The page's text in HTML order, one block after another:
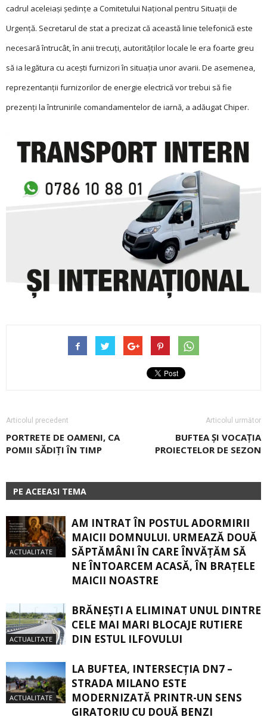
cadrul aceleiași şedinţe a Comitetului Naţional pentru Situaţii de
Urgenţă. Secretarul de stat a precizat că această linie telefonică este
necesară întrucât, în anii trecuţi, autorităţilor locale le era foarte greu
să ia legătura cu aceşti furnizori în situaţia unor avarii. De asemenea,
reprezentanţii furnizorilor de energie electrică vor trebui să fie
prezenţi la întrunirile comandamentelor de iarnă, a adăugat Chiper.
Articolul precedent
PORTRETE DE OAMENI, CA
POMII SĂDIŢI ÎN TIMP
Articolul următor
BUFTEA ȘI VOCAŢIA
PROIECTELOR DE SEZON
PE ACEEASI TEMA
ACTUALITATE
AM INTRAT ÎN POSTUL ADORMIRII
MAICII DOMNULUI. URMEAZĂ DOUĂ
SĂPTĂMÂNI ÎN CARE ÎNVĂŢĂM SĂ
NE ÎNTOARCEM ACASĂ, ÎN BRAŢELE
MAICII NOASTRE
ACTUALITATE
BRĂNEȘTI A ELIMINAT UNUL DINTRE
CELE MAI MARI BLOCAJE RUTIERE
DIN ESTUL ILFOVULUI
ACTUALITATE
LA BUFTEA, INTERSECŢIA DN7 –
STRADA MILANO ESTE
MODERNIZATĂ PRINTR-UN SENS
GIRATORIU CU DOUĂ BENZI